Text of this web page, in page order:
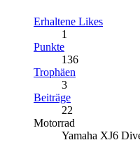
Erhaltene Likes
1
Punkte
136
Trophäen
3
Beiträge
22
Motorrad
Yamaha XJ6